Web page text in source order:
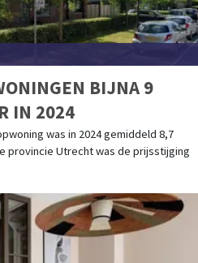
BIJNA 9
IN 2024
was in 2024 gemiddeld 8,7
provincie Utrecht was de prijsstijging